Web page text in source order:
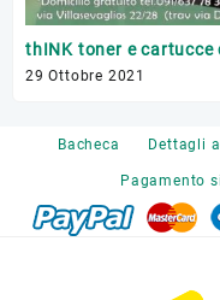
thINK toner e cartucce
29 Ottobre 2021
Bacheca Dettagli
Pagamento